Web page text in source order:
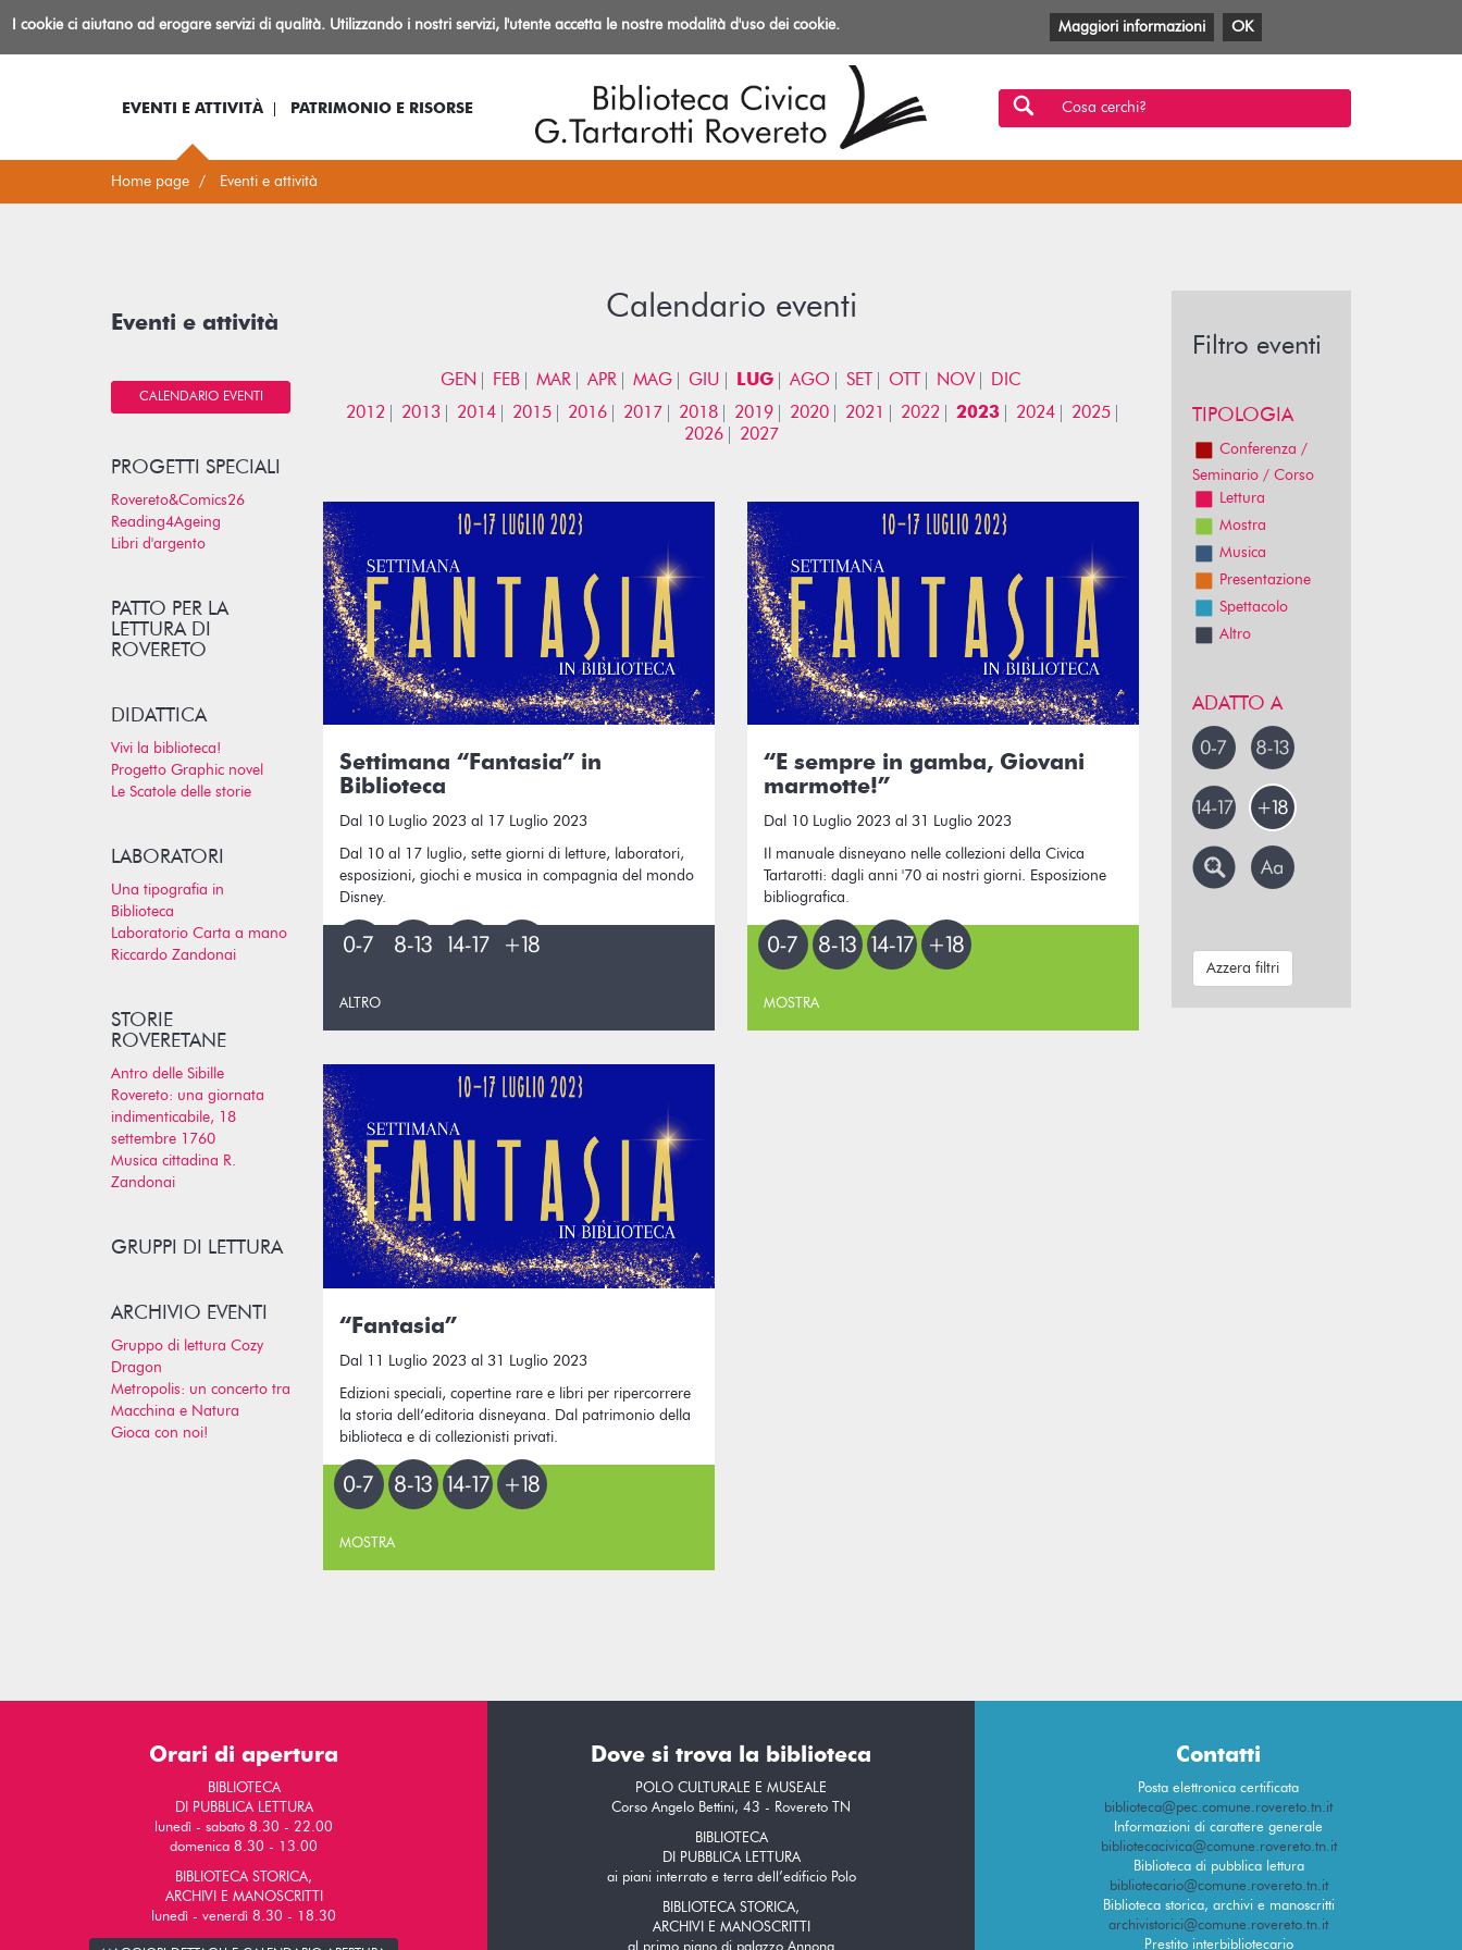
BibliotecaIo sono... Log-in Informazioni
Facebook
TwitterYouTube
Anobii
SBTMlol
EVENTI E ATTIVITÀ PATRIMONIO E RISORSE Cosa cerchi?
Home page Eventi e attività
Calendario eventi
GEN FEB MAR APR MAG GIU LUG AGO SET OTT NOV
DIC
2012
2013 2014 2015 2016 2017 2018 2019 2020 2021 2022 2023 2024
2025
2026
2027
Settimana “Fantasia” in
Biblioteca
Dal 10 Luglio 2023 al 17 Luglio 2023
Dal 10 al 17 luglio, sette giorni di letture, laboratori,
esposizioni, giochi e musica in compagnia del mondo
Disney.
ALTRO
“E sempre in gamba, Giovani
marmotte!”
Dal 10 Luglio 2023 al 31 Luglio 2023
Il manuale disneyano nelle collezioni della Civica
Tartarotti: dagli anni '70 ai nostri giorni. Esposizione
bibliografica.
MOSTRA
“Fantasia”
Dal 11 Luglio 2023 al 31 Luglio 2023
Edizioni speciali, copertine rare e libri per ripercorrere
la storia dell’editoria disneyana. Dal patrimonio della
biblioteca e di collezionisti privati.
MOSTRA
Eventi e attività
CALENDARIO EVENTI
PROGETTI SPECIALI
Rovereto&Comics26
Reading4Ageing
Libri d'argento
PATTO PER LA
LETTURA DI
ROVERETO
DIDATTICA
Vivi la biblioteca!
Progetto Graphic novel
Le Scatole delle storie
LABORATORI
Una tipografia in
Biblioteca
Laboratorio Carta a mano
Riccardo Zandonai
STORIE
ROVERETANE
Antro delle Sibille
Rovereto: una giornata
indimenticabile, 18
settembre 1760
Musica cittadina R.
Zandonai
GRUPPI DI LETTURA
ARCHIVIO EVENTI
Gruppo di lettura Cozy
Dragon
Metropolis: un concerto tra
Macchina e Natura
Gioca con noi!
Filtro eventi
TIPOLOGIA
Conferenza /
Seminario / Corso
Lettura
Mostra
Musica
Presentazione
Spettacolo
Altro
ADATTO A
Azzera filtri
Orari di apertura
BIBLIOTECA
DI PUBBLICA LETTURA
lunedì - sabato 8.30 - 22.00
domenica 8.30 - 13.00
BIBLIOTECA STORICA,
ARCHIVI E MANOSCRITTI
lunedì - venerdì 8.30 - 18.30
Dove si trova la biblioteca
POLO CULTURALE E MUSEALE
Corso Angelo Bettini, 43 - Rovereto TN
BIBLIOTECA
DI PUBBLICA LETTURA
ai piani interrato e terra dell’edificio Polo
BIBLIOTECA STORICA,
ARCHIVI E MANOSCRITTI
Contatti
Posta elettronica certificata
biblioteca@pec.comune.rovereto.tn.it
Informazioni di carattere generale
bibliotecacivica@comune.rovereto.tn.it
Biblioteca di pubblica lettura
bibliotecario@comune.rovereto.tn.it
Biblioteca storica, archivi e manoscritti
archivistorici@comune.rovereto.tn.it
Prestito interbibliotecario
I cookie ci aiutano ad erogare servizi di qualità. Utilizzando i nostri servizi, l'utente accetta le nostre modalità d'uso dei cookie. Maggiori informazioni OK